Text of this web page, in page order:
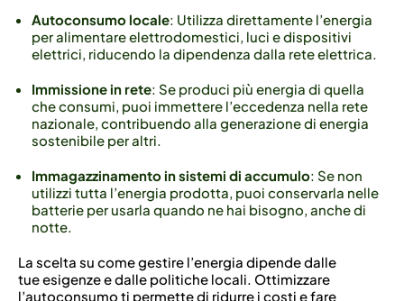
Autoconsumo locale: Utilizza direttamente l’energia
per alimentare elettrodomestici, luci e dispositivi
elettrici, riducendo la dipendenza dalla rete elettrica.
Immissione in rete: Se produci più energia di quella
che consumi, puoi immettere l’eccedenza nella rete
nazionale, contribuendo alla generazione di energia
sostenibile per altri.
Immagazzinamento in sistemi di accumulo: Se non
utilizzi tutta l’energia prodotta, puoi conservarla nelle
batterie per usarla quando ne hai bisogno, anche di
notte.
La scelta su come gestire l’energia dipende dalle
tue esigenze e dalle politiche locali. Ottimizzare
l’autoconsumo ti permette di ridurre i costi e fare